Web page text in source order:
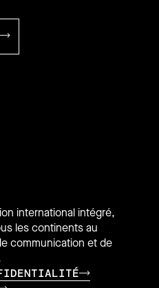
international intégré,
les continents au
communication et de